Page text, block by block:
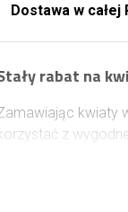
Dostawa w całej
rabat na
kwiaty
z